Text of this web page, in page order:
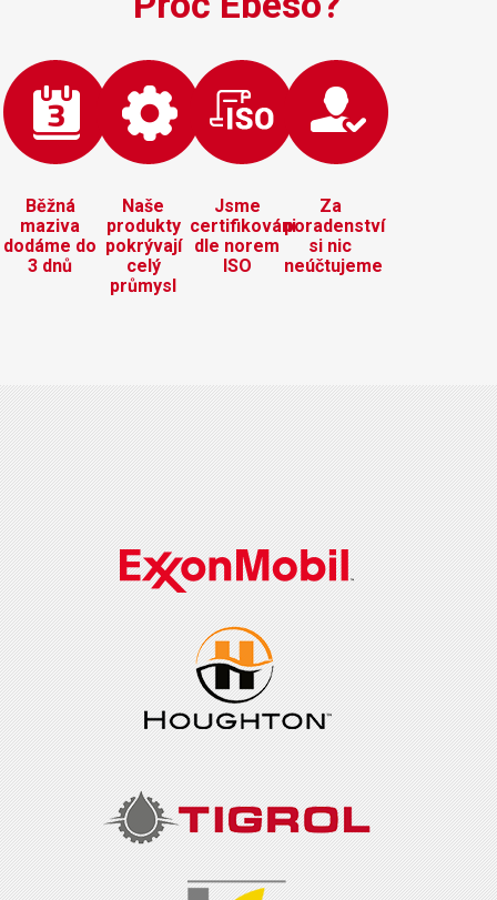
Běžná
maziva
dodáme do
3 dnů
Naše
produkty
pokrývají
celý
průmysl
Jsme
certifikováni
dle norem
ISO
Za
poradenství
si nic
neúčtujeme